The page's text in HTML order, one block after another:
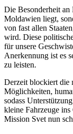
Die Besonderheit an
Moldawien liegt,
von fast allen
wird. Diese
für unsere
Anerkennung ist es
zu leisten.
Derzeit blockiert die
Möglichkeiten,
sodass
kleine Fahrzeuge
Mission Svet nun